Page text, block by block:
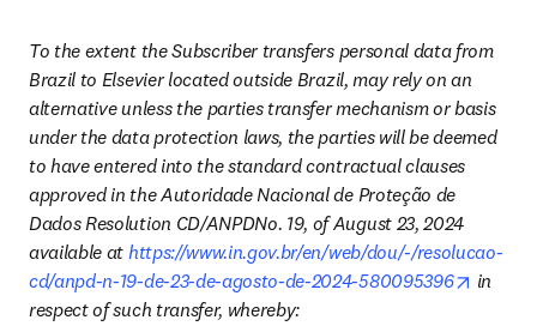
To the extent the Subscriber transfers personal data from
Brazil to Elsevier located outside Brazil, may rely on an
alternative unless the parties transfer mechanism or basis
under the data protection laws, the parties will be deemed
to have entered into the standard contractual clauses
approved in the Autoridade Nacional de Proteção de
Dados Resolution CD/ANPDNo. 19, of August 23, 2024
available at https://www.in.gov.br/en/web/dou/-/resolucao-
cd/anpd-n-19-de-23-de-agosto-de-2024-580095396
opens
in
respect of such transfer, whereby: